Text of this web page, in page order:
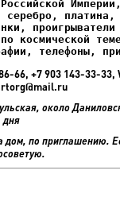
телефоны,
66, +7 903 143-33-33,
около
дня
дом, по приглашению.